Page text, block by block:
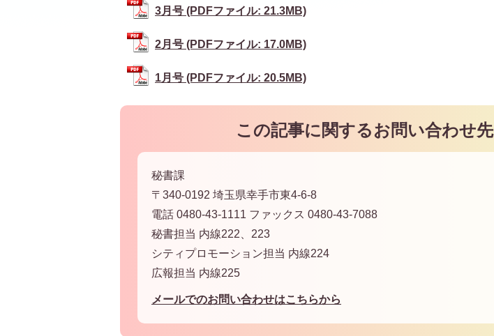
3月号 (PDFファイル: 21.3MB)
2月号 (PDFファイル: 17.0MB)
1月号 (PDFファイル: 20.5MB)
この記事に関するお問い合わせ先
秘書課
〒340-0192 埼玉県幸手市東4-6-8
電話 0480-43-1111 ファックス 0480-43-7088
秘書担当 内線222、223
シティプロモーション担当 内線224
広報担当 内線225
メールでのお問い合わせはこちらから